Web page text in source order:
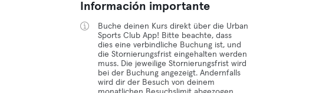
Información importante
Buche deinen Kurs direkt über die Urban
Sports Club App! Bitte beachte, dass
dies eine verbindliche Buchung ist, und
die Stornierungsfrist eingehalten werden
muss. Die jeweilige Stornierungsfrist wird
bei der Buchung angezeigt. Andernfalls
wird dir der Besuch von deinem